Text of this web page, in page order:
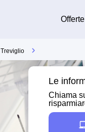
Offerte
Treviglio
Le
Chiama